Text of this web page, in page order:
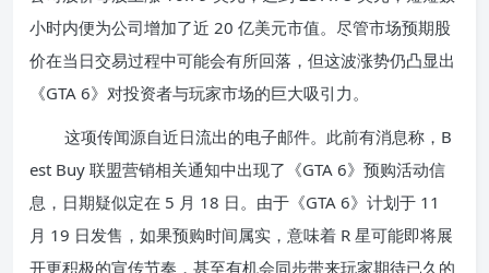
小时内便为公司增加了近 20 亿美元市值。尽管市场预期股
价在当日交易过程中可能会有所回落，但这波涨势仍凸显出
《GTA 6》对投资者与玩家市场的巨大吸引力。
这项传闻源自近日流出的电子邮件。此前有消息称，B
est Buy 联盟营销相关通知中出现了《GTA 6》预购活动信
息，日期疑似定在 5 月 18 日。由于《GTA 6》计划于 11
月 19 日发售，如果预购时间属实，意味着 R 星可能即将展
开更积极的宣传节奏，甚至有机会同步带来玩家期待已久的